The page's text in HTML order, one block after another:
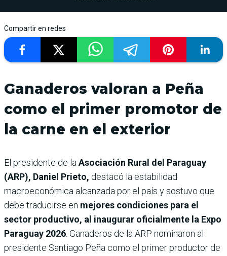
Compartir en redes
Ganaderos valoran a Peña
como el primer promotor de
la carne en el exterior
El presidente de laAsociación Rural del Paraguay
(ARP), Daniel Prieto, destacó la estabilidad
macroeconómica alcanzada por el país y sostuvo que
debe traducirse en mejores condiciones para el
sector productivo, al inaugurar oficialmente la Expo
Paraguay 2026. Ganaderos de la ARP nominaron al
presidente Santiago Peña como el primer productor de